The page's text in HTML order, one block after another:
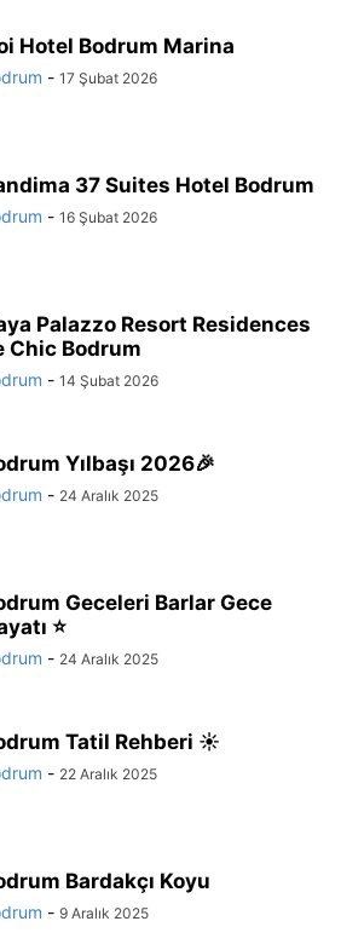
Hotel Bodrum Marina
- 17 Şubat 2026
37 Suites Hotel Bodrum
- 16 Şubat 2026
Palazzo Resort Residences
Chic Bodrum
- 14 Şubat 2026
Yılbaşı 2026🎉
- 24 Aralık 2025
Geceleri Barlar Gece
⭐
- 24 Aralık 2025
Tatil Rehberi ☀️
- 22 Aralık 2025
Bardakçı Koyu
- 9 Aralık 2025